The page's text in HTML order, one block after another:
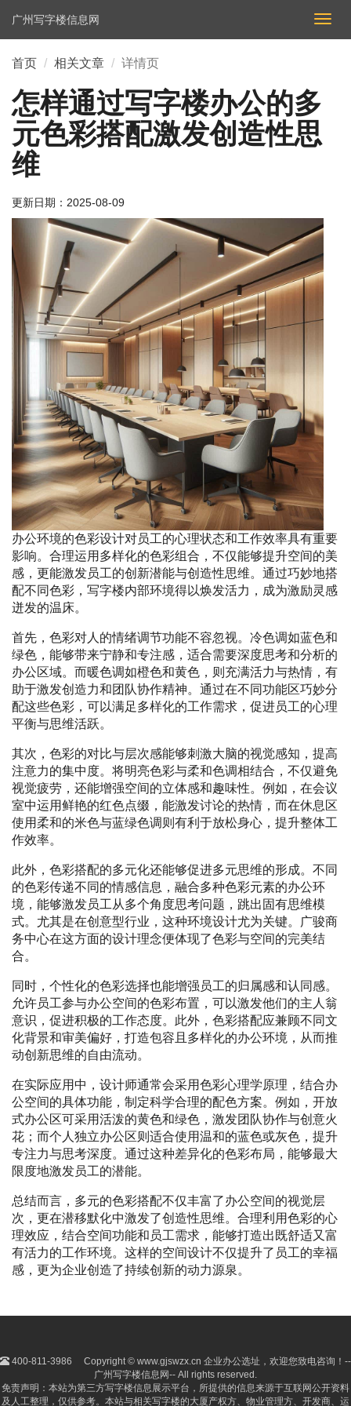
切
换
广州写字楼信息网
首页 相关文章 详情页
怎样通过写字楼办公的多
元色彩搭配激发创造性思
维
更新日期： 2025-08-09
办公环境的色彩设计对员工的心理状态和工作效率具有重要
影响。合理运用多样化的色彩组合，不仅能够提升空间的美
感，更能激发员工的创新潜能与创造性思维。通过巧妙地搭
配不同色彩，写字楼内部环境得以焕发活力，成为激励灵感
迸发的温床。
首先，色彩对人的情绪调节功能不容忽视。冷色调如蓝色和
绿色，能够带来宁静和专注感，适合需要深度思考和分析的
办公区域。而暖色调如橙色和黄色，则充满活力与热情，有
助于激发创造力和团队协作精神。通过在不同功能区巧妙分
配这些色彩，可以满足多样化的工作需求，促进员工的心理
平衡与思维活跃。
其次，色彩的对比与层次感能够刺激大脑的视觉感知，提高
注意力的集中度。将明亮色彩与柔和色调相结合，不仅避免
视觉疲劳，还能增强空间的立体感和趣味性。例如，在会议
室中运用鲜艳的红色点缀，能激发讨论的热情，而在休息区
使用柔和的米色与蓝绿色调则有利于放松身心，提升整体工
作效率。
此外，色彩搭配的多元化还能够促进多元思维的形成。不同
的色彩传递不同的情感信息，融合多种色彩元素的办公环
境，能够激发员工从多个角度思考问题，跳出固有思维模
式。尤其是在创意型行业，这种环境设计尤为关键。广骏商
务中心在这方面的设计理念便体现了色彩与空间的完美结
合。
同时，个性化的色彩选择也能增强员工的归属感和认同感。
允许员工参与办公空间的色彩布置，可以激发他们的主人翁
意识，促进积极的工作态度。此外，色彩搭配应兼顾不同文
化背景和审美偏好，打造包容且多样化的办公环境，从而推
动创新思维的自由流动。
在实际应用中，设计师通常会采用色彩心理学原理，结合办
公空间的具体功能，制定科学合理的配色方案。例如，开放
式办公区可采用活泼的黄色和绿色，激发团队协作与创意火
花；而个人独立办公区则适合使用温和的蓝色或灰色，提升
专注力与思考深度。通过这种差异化的色彩布局，能够最大
限度地激发员工的潜能。
总结而言，多元的色彩搭配不仅丰富了办公空间的视觉层
次，更在潜移默化中激发了创造性思维。合理利用色彩的心
理效应，结合空间功能和员工需求，能够打造出既舒适又富
有活力的工作环境。这样的空间设计不仅提升了员工的幸福
感，更为企业创造了持续创新的动力源泉。
400-811-3986
Copyright © www.gjswzx.cn 企业办公选址，欢迎您致电咨询！--
广州写字楼信息网-- All rights reserved.
免责声明：本站为第三方写字楼信息展示平台，所提供的信息来源于互联网公开资料
及人工整理，仅供参考。本站与相关写字楼的大厦产权方、物业管理方、开发商、运